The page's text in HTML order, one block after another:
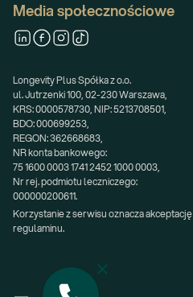
Media społecznościowe
Longevity Plus Spółka z o.o.
ul. Jutrzenki 100, 02-230 Warszawa,
KRS: 0000578730, NIP: 5213708501,
BDO: 000699253,
REGON: 362668683,
NR konta bankowego:
75 1600 0003 1741 2452 1000 0003,
Nr rej. podmiotu leczniczego:
000000200611.
Korzystanie z serwisu oznacza akceptację
regulaminu.